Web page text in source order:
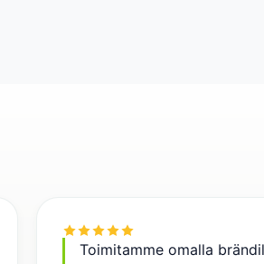
Toimitamme omalla